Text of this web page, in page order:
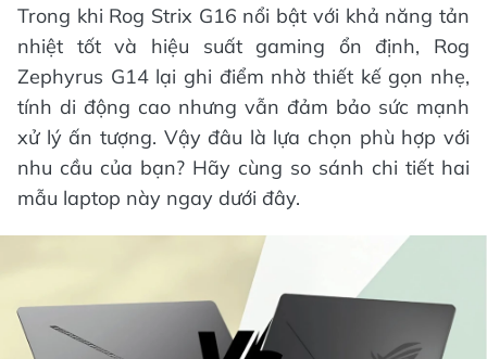
Trong khi Rog Strix G16 nổi bật với khả năng tản
nhiệt tốt và hiệu suất gaming ổn định, Rog
Zephyrus G14 lại ghi điểm nhờ thiết kế gọn nhẹ,
tính di động cao nhưng vẫn đảm bảo sức mạnh
xử lý ấn tượng. Vậy đâu là lựa chọn phù hợp với
nhu cầu của bạn? Hãy cùng so sánh chi tiết hai
mẫu laptop này ngay dưới đây.